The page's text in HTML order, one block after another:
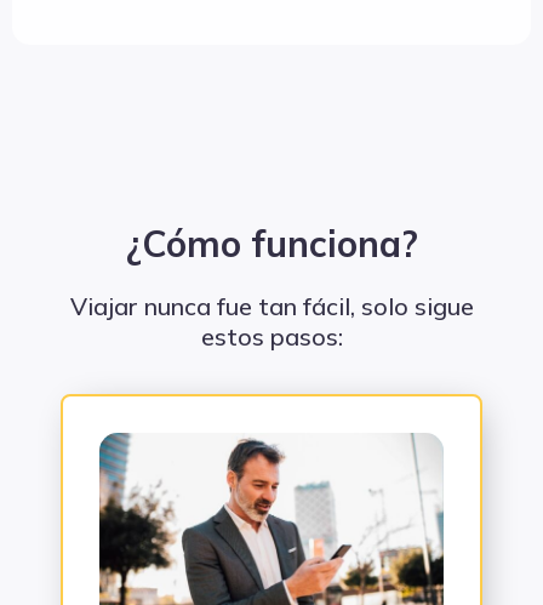
¿Cómo funciona?
Viajar nunca fue tan fácil, solo sigue
estos pasos: